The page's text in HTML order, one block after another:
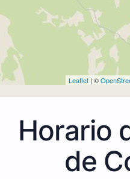
Leaflet | ©
Horario
de